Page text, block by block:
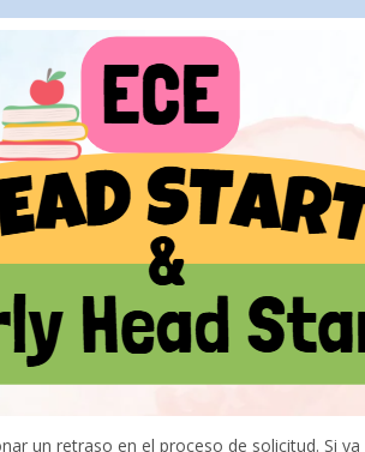
un retraso en el proceso de solicitud. Si